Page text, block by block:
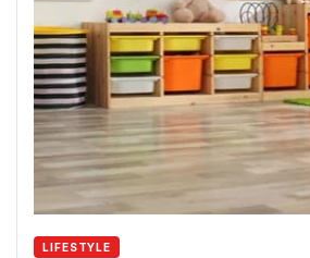
LIFESTYLE